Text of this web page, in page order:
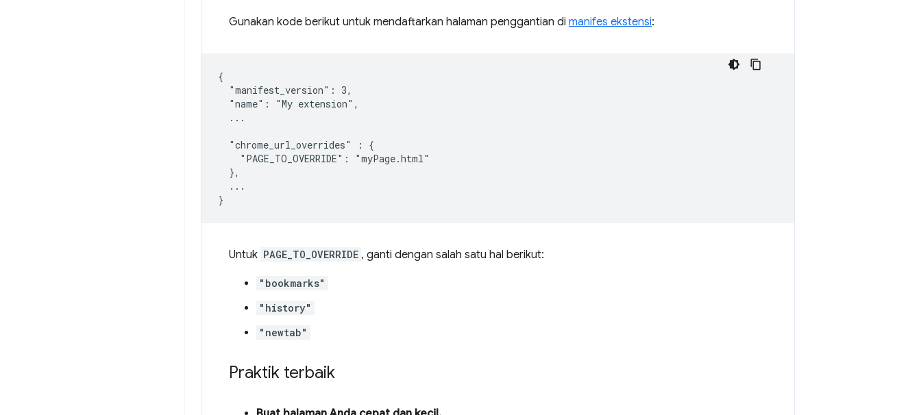
Gunakan kode berikut untuk mendaftarkan halaman penggantian di manifes ekstensi:
{
  "manifest_version": 3,
  "name": "My extension",
  ...
  "chrome_url_overrides" : {
    "PAGE_TO_OVERRIDE": "myPage.html"
  },
  ...
Untuk PAGE_TO_OVERRIDE , ganti dengan salah satu hal berikut:
"bookmarks"
"history"
"newtab"
Praktik terbaik